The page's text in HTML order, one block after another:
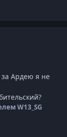
Ардею я не
W13_SG